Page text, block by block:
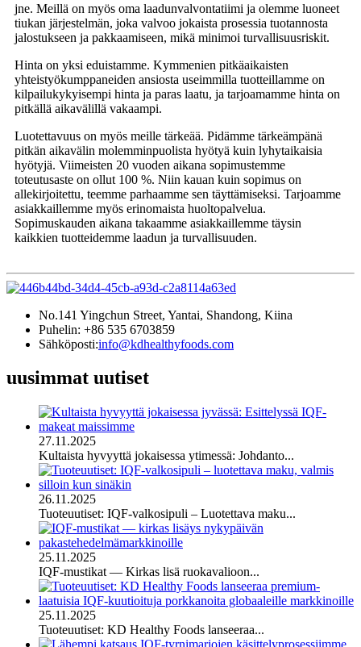
jne. Meillä on myös oma laadunvalvontatiimi ja olemme luoneet
tiukan järjestelmän, joka valvoo jokaista prosessia tuotannosta
jalostukseen ja pakkaamiseen, mikä minimoi turvallisuusriskit.
Hinta on yksi eduistamme. Kymmenien pitkäaikaisten
yhteistyökumppaneiden ansiosta useimmilla tuotteillamme on
kilpailukykyisempi hinta ja paras laatu, ja tarjoamamme hinta on
pitkällä aikavälillä vakaampi.
Luotettavuus on myös meille tärkeää. Pidämme tärkeämpänä
pitkän aikavälin molemminpuolista hyötyä kuin lyhytaikaisia ​​
hyötyjä. Viimeisten 20 vuoden aikana sopimustemme
toteutusaste on ollut 100 %. Niin kauan kuin sopimus on
allekirjoitettu, teemme parhaamme sen täyttämiseksi. Tarjoamme
asiakkaillemme myös erinomaista huoltopalvelua.
Sopimuskauden aikana takaamme asiakkaillemme täysin
kaikkien tuotteidemme laadun ja turvallisuuden.
No.141 Yingchun Street, Yantai, Shandong, Kiina
Puhelin: +86 535 6703859
Sähköposti:info@kdhealthyfoods.com
uusimmat uutiset
27.11.2025
Kultaista hyvyyttä jokaisessa ytimessä: Johdanto...
26.11.2025
Tuoteuutiset: IQF-valkosipuli – Luotettava maku...
25.11.2025
IQF-mustikat — Kirkas lisä ruokavalioon...
25.11.2025
Tuoteuutiset: KD Healthy Foods lanseeraa...